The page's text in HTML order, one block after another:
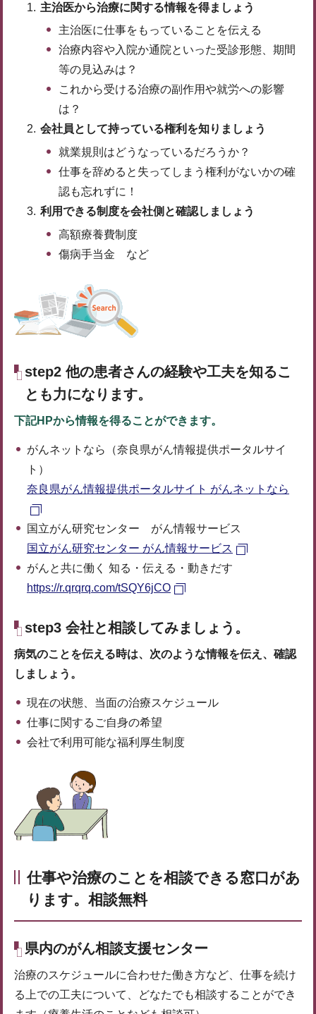
主治医から治療に関する情報を得ましょう
主治医に仕事をもっていることを伝える
治療内容や入院か通院といった受診形態、期間
等の見込みは？
これから受ける治療の副作用や就労への影響
は？
会社員として持っている権利を知りましょう
就業規則はどうなっているだろうか？
仕事を辞めると失ってしまう権利がないかの確
認も忘れずに！
利用できる制度を会社側と確認しましょう
高額療養費制度
傷病手当金 など
step2 他の患者さんの経験や工夫を知るこ
とも力になります。
下記HPから情報を得ることができます。
がんネットなら（奈良県がん情報提供ポータルサイ
ト）
奈良県がん情報提供ポータルサイト がんネットなら
国立がん研究センター がん情報サービス
国立がん研究センター がん情報サービス
がんと共に働く 知る・伝える・動きだす
https://r.qrqrq.com/tSQY6jCO
step3 会社と相談してみましょう。
病気のことを伝える時は、次のような情報を伝え、確認
しましょう。
現在の状態、当面の治療スケジュール
仕事に関するご自身の希望
会社で利用可能な福利厚生制度
仕事や治療のことを相談できる窓口があ
ります。相談無料
県内のがん相談支援センター
治療のスケジュールに合わせた働き方など、仕事を続け
る上での工夫について、どなたでも相談することができ